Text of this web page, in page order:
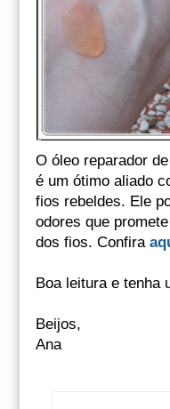
O óleo reparador
é um ótimo aliado
fios rebeldes. Ele
odores que
dos fios. Confira
Boa leitura e tenha
Beijos,
Ana